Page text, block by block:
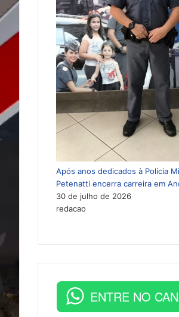
Após anos dedicados à Polícia
Petenatti encerra carreira em
30 de julho de 2026
redacao
ENTRE NO